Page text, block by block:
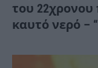
του
καυτό νερό –